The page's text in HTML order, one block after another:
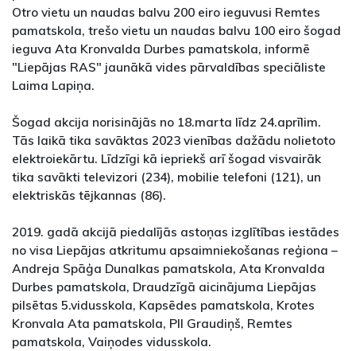
Otro vietu un naudas balvu 200 eiro ieguvusi Remtes
pamatskola, trešo vietu un naudas balvu 100 eiro šogad
ieguva Ata Kronvalda Durbes pamatskola, informē
"Liepājas RAS" jaunākā vides pārvaldības speciāliste
Laima Lapiņa.
Šogad akcija norisinājās no 18.marta līdz 24.aprīlim.
Tās laikā tika savāktas 2023 vienības dažādu nolietoto
elektroiekārtu. Līdzīgi kā iepriekš arī šogad visvairāk
tika savākti televizori (234), mobilie telefoni (121), un
elektriskās tējkannas (86).
2019. gadā akcijā piedalījās astoņas izglītības iestādes
no visa Liepājas atkritumu apsaimniekošanas reģiona –
Andreja Spāģa Dunalkas pamatskola, Ata Kronvalda
Durbes pamatskola, Draudzīgā aicinājuma Liepājas
pilsētas 5.vidusskola, Kapsēdes pamatskola, Krotes
Kronvala Ata pamatskola, PII Graudiņš, Remtes
pamatskola, Vaiņodes vidusskola.